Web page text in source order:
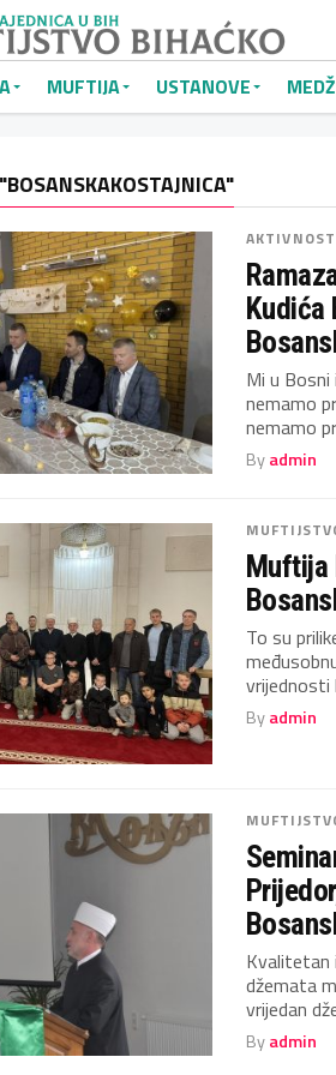
MUFTIJA USTANOVE
Kudića
Mi u
nemamo
nemamo
Byadmin
Muftija
To su
vrijednosti
Byadmin
Kvalitetan
džemata
vrijedan
Byadmin